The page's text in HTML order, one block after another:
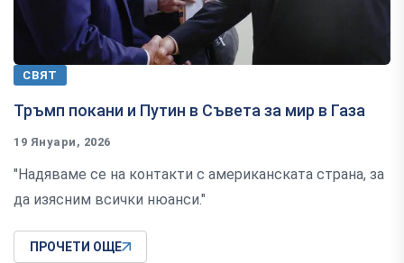
СВЯТ
Тръмп покани и Путин в Съвета за мир в Газа
19 Януари, 2026
"Надяваме се на контакти с американската страна, за
да изясним всички нюанси."
ПРОЧЕТИ ОЩЕ